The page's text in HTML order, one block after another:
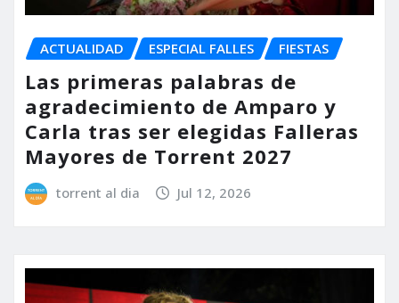
ACTUALIDAD ESPECIAL FALLES FIESTAS
Las primeras palabras de
agradecimiento de Amparo y
Carla tras ser elegidas Falleras
Mayores de Torrent 2027
torrent al dia Jul 12, 2026